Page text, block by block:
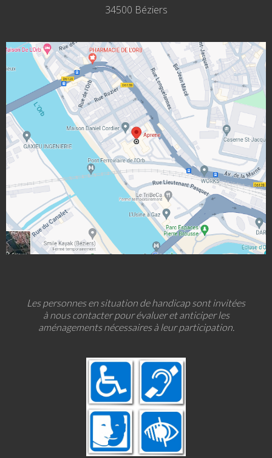
34500 Béziers
Les personnes en situation de handicap sont invitées
à nous contacter pour évaluer et anticiper les
aménagements nécessaires à leur participation.